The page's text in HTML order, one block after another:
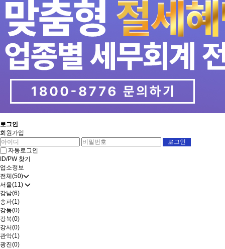
로그인
회원가입
자동로그인
ID/PW 찾기
업소정보
전체(50)
서울(11)
강남(6)
송파(1)
강동(0)
강북(0)
강서(0)
관악(1)
광진(0)